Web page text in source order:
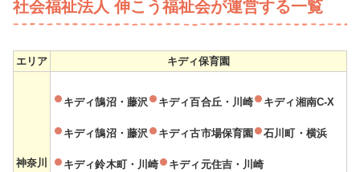
社会福祉法人 伸こう福祉会が運営する一覧
エリア キディ保育園
神奈川
キディ鵠沼・藤沢 キディ百合丘・川崎 キディ湘南C-X
キディ鵠沼・藤沢 キディ古市場保育園 石川町・横浜
キディ鈴木町・川崎 キディ元住吉・川崎